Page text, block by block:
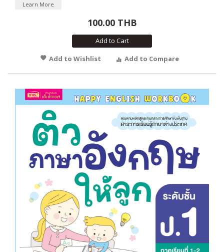
Learn More
100.00 THB
Add to Cart
Add to Wishlist
Add to Compare